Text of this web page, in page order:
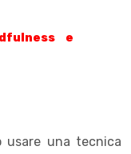
e
usare una tecnica